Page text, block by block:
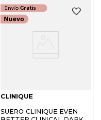
Envío Gratis
CLINIQUE
SUERO CLINIQUE EVEN